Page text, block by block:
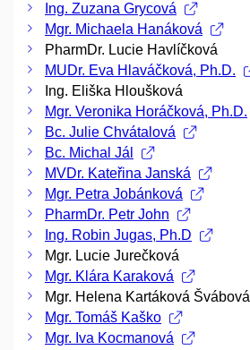
Ing. Zuzana Grycová
Mgr. Michaela Hanáková
PharmDr. Lucie Havlíčková
MUDr. Eva Hlaváčková, Ph.D.
Ing. Eliška Hloušková
Mgr. Veronika Horáčková, Ph.D.
Bc. Julie Chvátalová
Bc. Michal Jál
MVDr. Kateřina Janská
Mgr. Petra Jobánková
PharmDr. Petr John
Ing. Robin Jugas, Ph.D
Mgr. Lucie Jurečková
Mgr. Klára Karaková
Mgr. Helena Kartáková Švábová
Mgr. Tomáš Kaško
Mgr. Iva Kocmanová